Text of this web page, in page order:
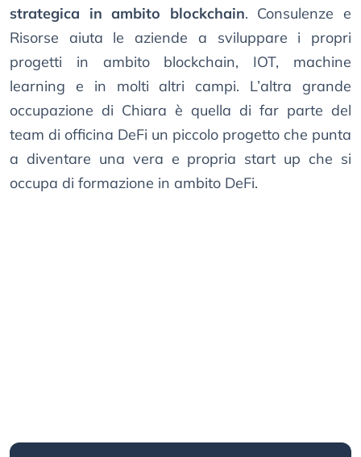
strategica in ambito blockchain. Consulenze e
Risorse aiuta le aziende a sviluppare i propri
progetti in ambito blockchain, IOT, machine
learning e in molti altri campi. L’altra grande
occupazione di Chiara è quella di far parte del
team di officina DeFi un piccolo progetto che punta
a diventare una vera e propria start up che si
occupa di formazione in ambito DeFi.